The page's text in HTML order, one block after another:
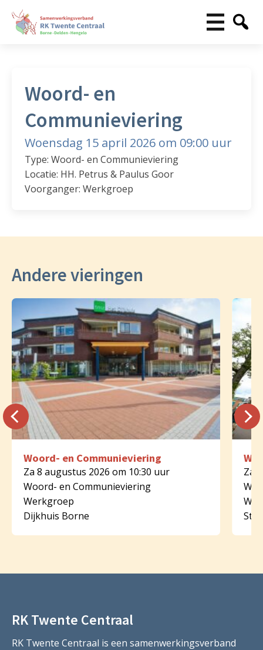
Woord- en
Communieviering
Woensdag 15 april 2026 om 09:00 uur
Type: Woord- en Communieviering
Locatie: HH. Petrus & Paulus Goor
Voorganger: Werkgroep
Andere vieringen
Woord- en Communieviering
Za 8 augustus 2026 om 10:30 uur
Woord- en Communieviering
Werkgroep
Dijkhuis Borne
Za
St.
RK Twente Centraal
RK Twente Centraal is een samenwerkingsverband